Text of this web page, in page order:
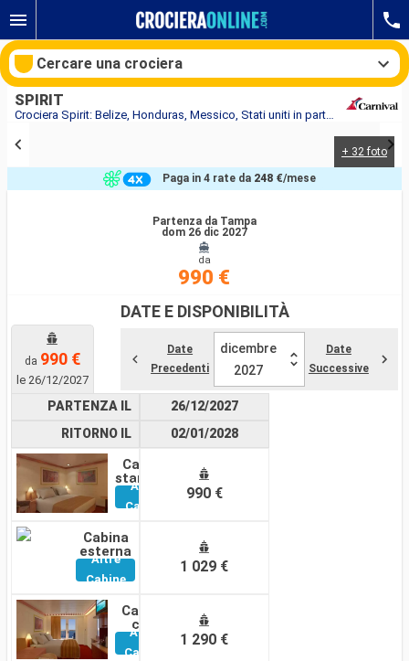
Crociera Spirit: Belize, Honduras, Messico, Stati uniti in partenza da Tampa
SPIRIT
+ 32 foto
Partenza da Tampa
dom 26 dic 2027
da
990 €
Paga in 4 rate da248 €/mese
DATE E DISPONIBILITÀ
da 990 €
le 26/12/2027
Date
Precedenti
dicembre
2027
Date
Successive
PARTENZA IL
RITORNO IL
Cabina
standard
Altre
Cabine
Cabina
esterna
Altre
Cabine
Cabina
con
balcone
Altre
Cabine
26/12/2027
02/01/2028
990 €
1 029 €
1 290 €
Cercare una crociera
Le nostre destinazioni